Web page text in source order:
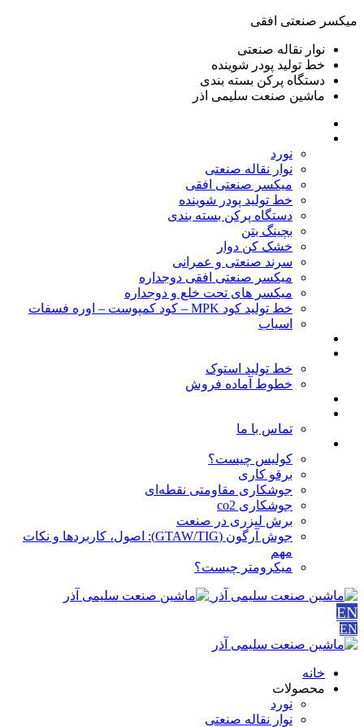
ميكسر صنعتی افقی
نوار نقاله صنعتی
خط تولید پودر شوينده
دستگاه پرکن بسته بندی
ماشين صنعت سليمی اذر
نورد
نوار نقاله صنعتی
ميكسر صنعتی افقی
خط تولید پودر شوينده
دستگاه پرکن بسته بندی
بچينگ بتن
خشک کن دوار
سرند صنعتی و عمرانی
میکسر صنعتی افقی دوجداره
میکسر های تحت خلع و دوجداره
خط تولید کود MPK – کود کمپوست – اوره فسفات
اسیاب
خط تولید استوک
خطوط آماده فروش
تماس با ما
کولیس چیست؟
برقو کاری
جوشکاری مقاومتی نقطه‌ای
جوشکاری co2
برش لیزری در صنعت
جوش آرگون (GTAW/TIG): اصول، کاربردها و نکات
مهم
میکرومتر چیست؟
EN
EN
خانه
محصولات
نورد
نوار نقاله صنعتی